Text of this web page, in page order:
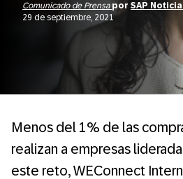
Comunicado de Prensa por SAP
29 de septiembre, 2021
Menos del 1% de las
realizan a empresas
este reto, WEConnect